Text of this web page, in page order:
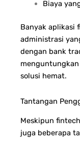
Biaya
Banyak aplikasi
administrasi
dengan bank
solusi hemat.
Tantangan
Meskipun
juga beberapa